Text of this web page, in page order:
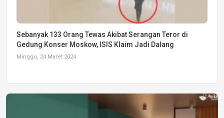
Sebanyak 133 Orang Tewas Akibat Serangan Teror di
Gedung Konser Moskow, ISIS Klaim Jadi Dalang
Minggu, 24 Maret 2024